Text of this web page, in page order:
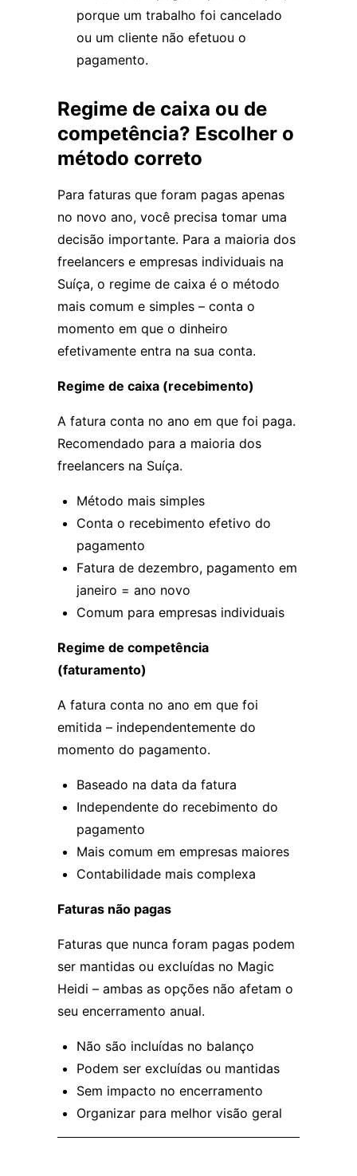
porque um trabalho foi cancelado
ou um cliente não efetuou o
pagamento.
Regime de caixa ou de
competência? Escolher o
método correto
Para faturas que foram pagas apenas
no novo ano, você precisa tomar uma
decisão importante. Para a maioria dos
freelancers e empresas individuais na
Suíça, o regime de caixa é o método
mais comum e simples – conta o
momento em que o dinheiro
efetivamente entra na sua conta.
Regime de caixa (recebimento)
A fatura conta no ano em que foi paga.
Recomendado para a maioria dos
freelancers na Suíça.
Método mais simples
Conta o recebimento efetivo do
pagamento
Fatura de dezembro, pagamento em
janeiro = ano novo
Comum para empresas individuais
Regime de competência
(faturamento)
A fatura conta no ano em que foi
emitida – independentemente do
momento do pagamento.
Baseado na data da fatura
Independente do recebimento do
pagamento
Mais comum em empresas maiores
Contabilidade mais complexa
Faturas não pagas
Faturas que nunca foram pagas podem
ser mantidas ou excluídas no Magic
Heidi – ambas as opções não afetam o
seu encerramento anual.
Não são incluídas no balanço
Podem ser excluídas ou mantidas
Sem impacto no encerramento
Organizar para melhor visão geral